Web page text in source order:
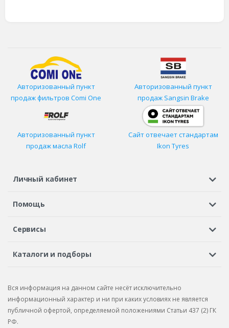
Авторизованный пункт
продаж фильтров Comi One
Авторизованный пункт
продаж Sangsin Brake
Авторизованный пункт
продаж масла Rolf
Сайт отвечает стандартам
Ikon Tyres
Личный кабинет
Регистрация или вход
Помощь
Шины в кредит
Сервисы
Автосервисы
Бонусная программа
Рекламации по услугам
Каталоги и подборы
Подбор запчастей
Каталог запчастей
Вся информация на данном сайте несёт исключительно
информационный характер и ни при каких условиях не является
публичной офертой, определяемой положениями Статьи 437 (2) ГК
РФ.